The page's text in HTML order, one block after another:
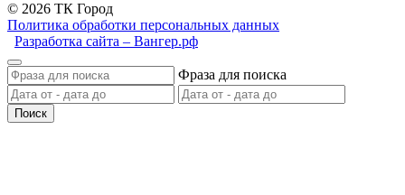
© 2026 ТК Город
Политика обработки персональных данных
Разработка сайта – Вангер.рф
Фраза для поиска
Поиск